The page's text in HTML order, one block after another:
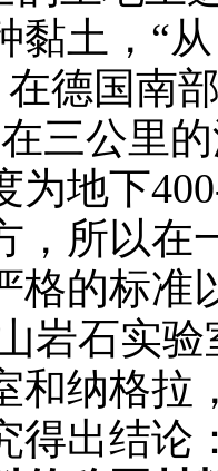
黏土， “
德国南
三公里
为地下
，所以在
格的标准
岩石实
和纳格拉
得出结论